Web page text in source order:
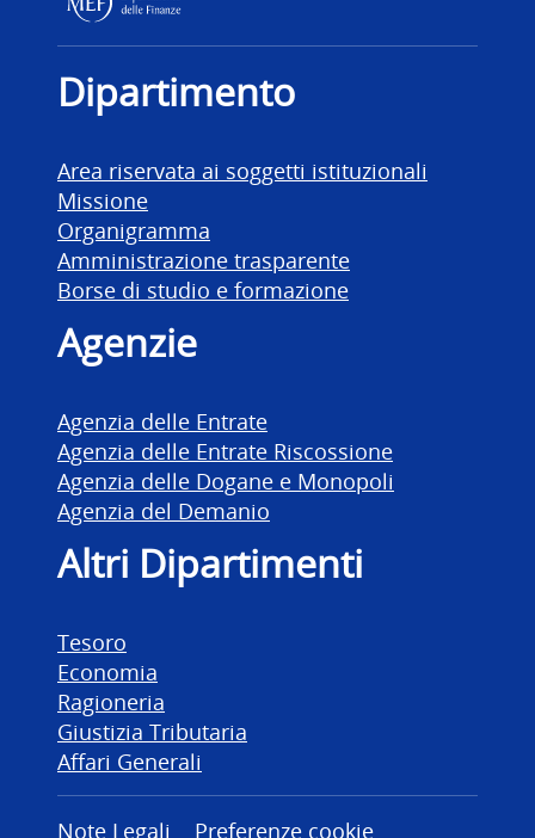
Dipartimento delle
Dipartimento
Area riservata ai soggetti istituzionali
Missione
Organigramma
Amministrazione trasparente
Borse di studio e formazione
Agenzie
Agenzia delle Entrate
Agenzia delle Entrate Riscossione
Agenzia delle Dogane e Monopoli
Agenzia del Demanio
Altri Dipartimenti
Tesoro
Economia
Ragioneria
Giustizia Tributaria
Affari Generali
Note Legali Preferenze cookie